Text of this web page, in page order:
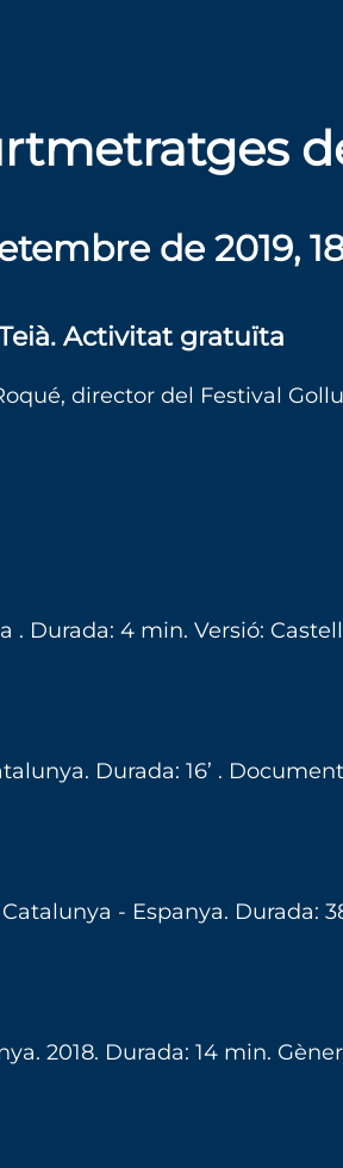
de 2019,
Activitat gratuïta
director del Festival
. Durada: 4 min. Versió:
Durada: 16’ .
- Espanya. Durada:
2018. Durada: 14 min.